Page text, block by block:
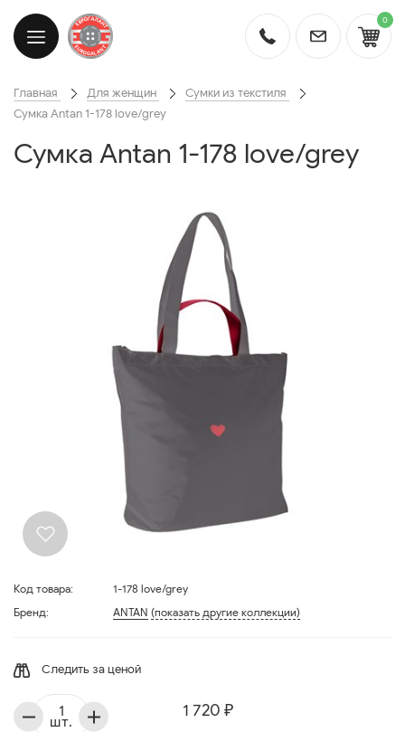
0
Главная Для женщин
Сумки из текстиля
Сумка Antan 1-178 love/grey
Сумка Antan 1-178 love/grey
Код товара:
1-178 love/grey
Бренд:
ANTAN (показать другие коллекции)
Следить за ценой
1 720 ₽
шт.